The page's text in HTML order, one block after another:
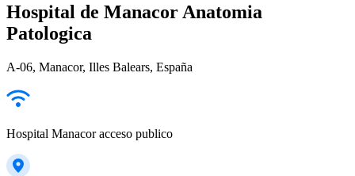
Hospital de Manacor Anatomia
Patologica
A-06, Manacor, Illes Balears, España
Hospital Manacor acceso publico